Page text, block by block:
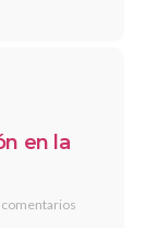
en la
comentarios